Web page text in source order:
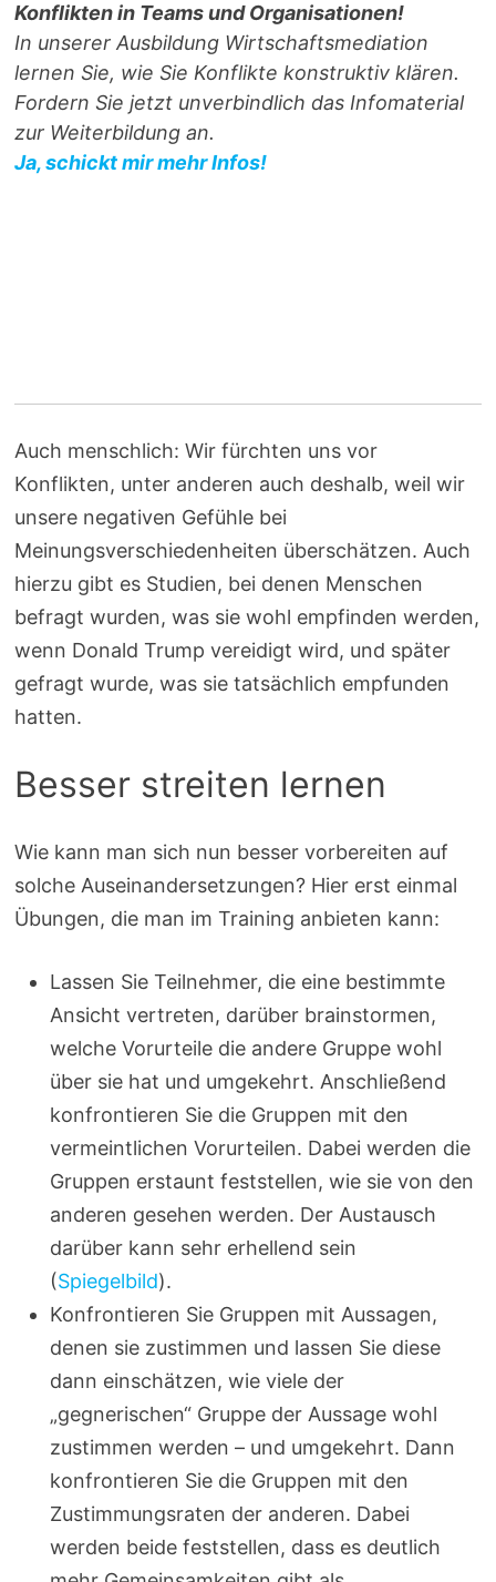
Konflikten in Teams und Organisationen!
In unserer Ausbildung Wirtschaftsmediation
lernen Sie, wie Sie Konflikte konstruktiv klären.
Fordern Sie jetzt unverbindlich das Infomaterial
zur Weiterbildung an.
Ja, schickt mir mehr Infos!
Auch menschlich: Wir fürchten uns vor
Konflikten, unter anderen auch deshalb, weil wir
unsere negativen Gefühle bei
Meinungsverschiedenheiten überschätzen. Auch
hierzu gibt es Studien, bei denen Menschen
befragt wurden, was sie wohl empfinden werden,
wenn Donald Trump vereidigt wird, und später
gefragt wurde, was sie tatsächlich empfunden
hatten.
Besser streiten lernen
Wie kann man sich nun besser vorbereiten auf
solche Auseinandersetzungen? Hier erst einmal
Übungen, die man im Training anbieten kann:
Lassen Sie Teilnehmer, die eine bestimmte
Ansicht vertreten, darüber brainstormen,
welche Vorurteile die andere Gruppe wohl
über sie hat und umgekehrt. Anschließend
konfrontieren Sie die Gruppen mit den
vermeintlichen Vorurteilen. Dabei werden die
Gruppen erstaunt feststellen, wie sie von den
anderen gesehen werden. Der Austausch
darüber kann sehr erhellend sein
(Spiegelbild).
Konfrontieren Sie Gruppen mit Aussagen,
denen sie zustimmen und lassen Sie diese
dann einschätzen, wie viele der
„gegnerischen“ Gruppe der Aussage wohl
zustimmen werden – und umgekehrt. Dann
konfrontieren Sie die Gruppen mit den
Zustimmungsraten der anderen. Dabei
werden beide feststellen, dass es deutlich